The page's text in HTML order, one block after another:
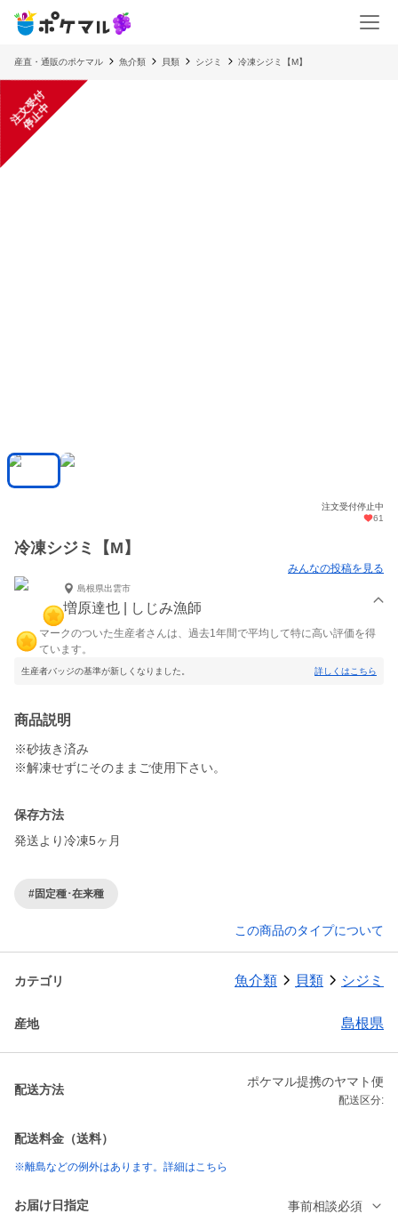
産直・通販のポケマル 魚介類 貝類 シジミ 冷凍シジミ【M】
注
文
受
付
停
止
中
注文受付停止中
61
冷凍シジミ【M】
みんなの投稿を見る
島根県出雲市
増原達也 | しじみ漁師
マークのついた生産者さんは、過去1年間で平均して特に高い評価を得
ています。
生産者バッジの基準が新しくなりました。 詳しくはこちら
商品説明
※砂抜き済み
※解凍せずにそのままご使用下さい。
保存方法
発送より冷凍5ヶ月
#固定種･在来種
この商品のタイプについて
カテゴリ 魚介類 貝類 シジミ
産地 島根県
配送方法
ポケマル提携のヤマト便
配送区分:
配送料金（送料）
※離島などの例外はあります。詳細はこちら
お届け日指定 事前相談必須